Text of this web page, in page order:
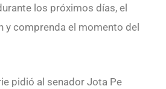
los próximos días, el
y comprenda el momento del
pidió al senador Jota Pe